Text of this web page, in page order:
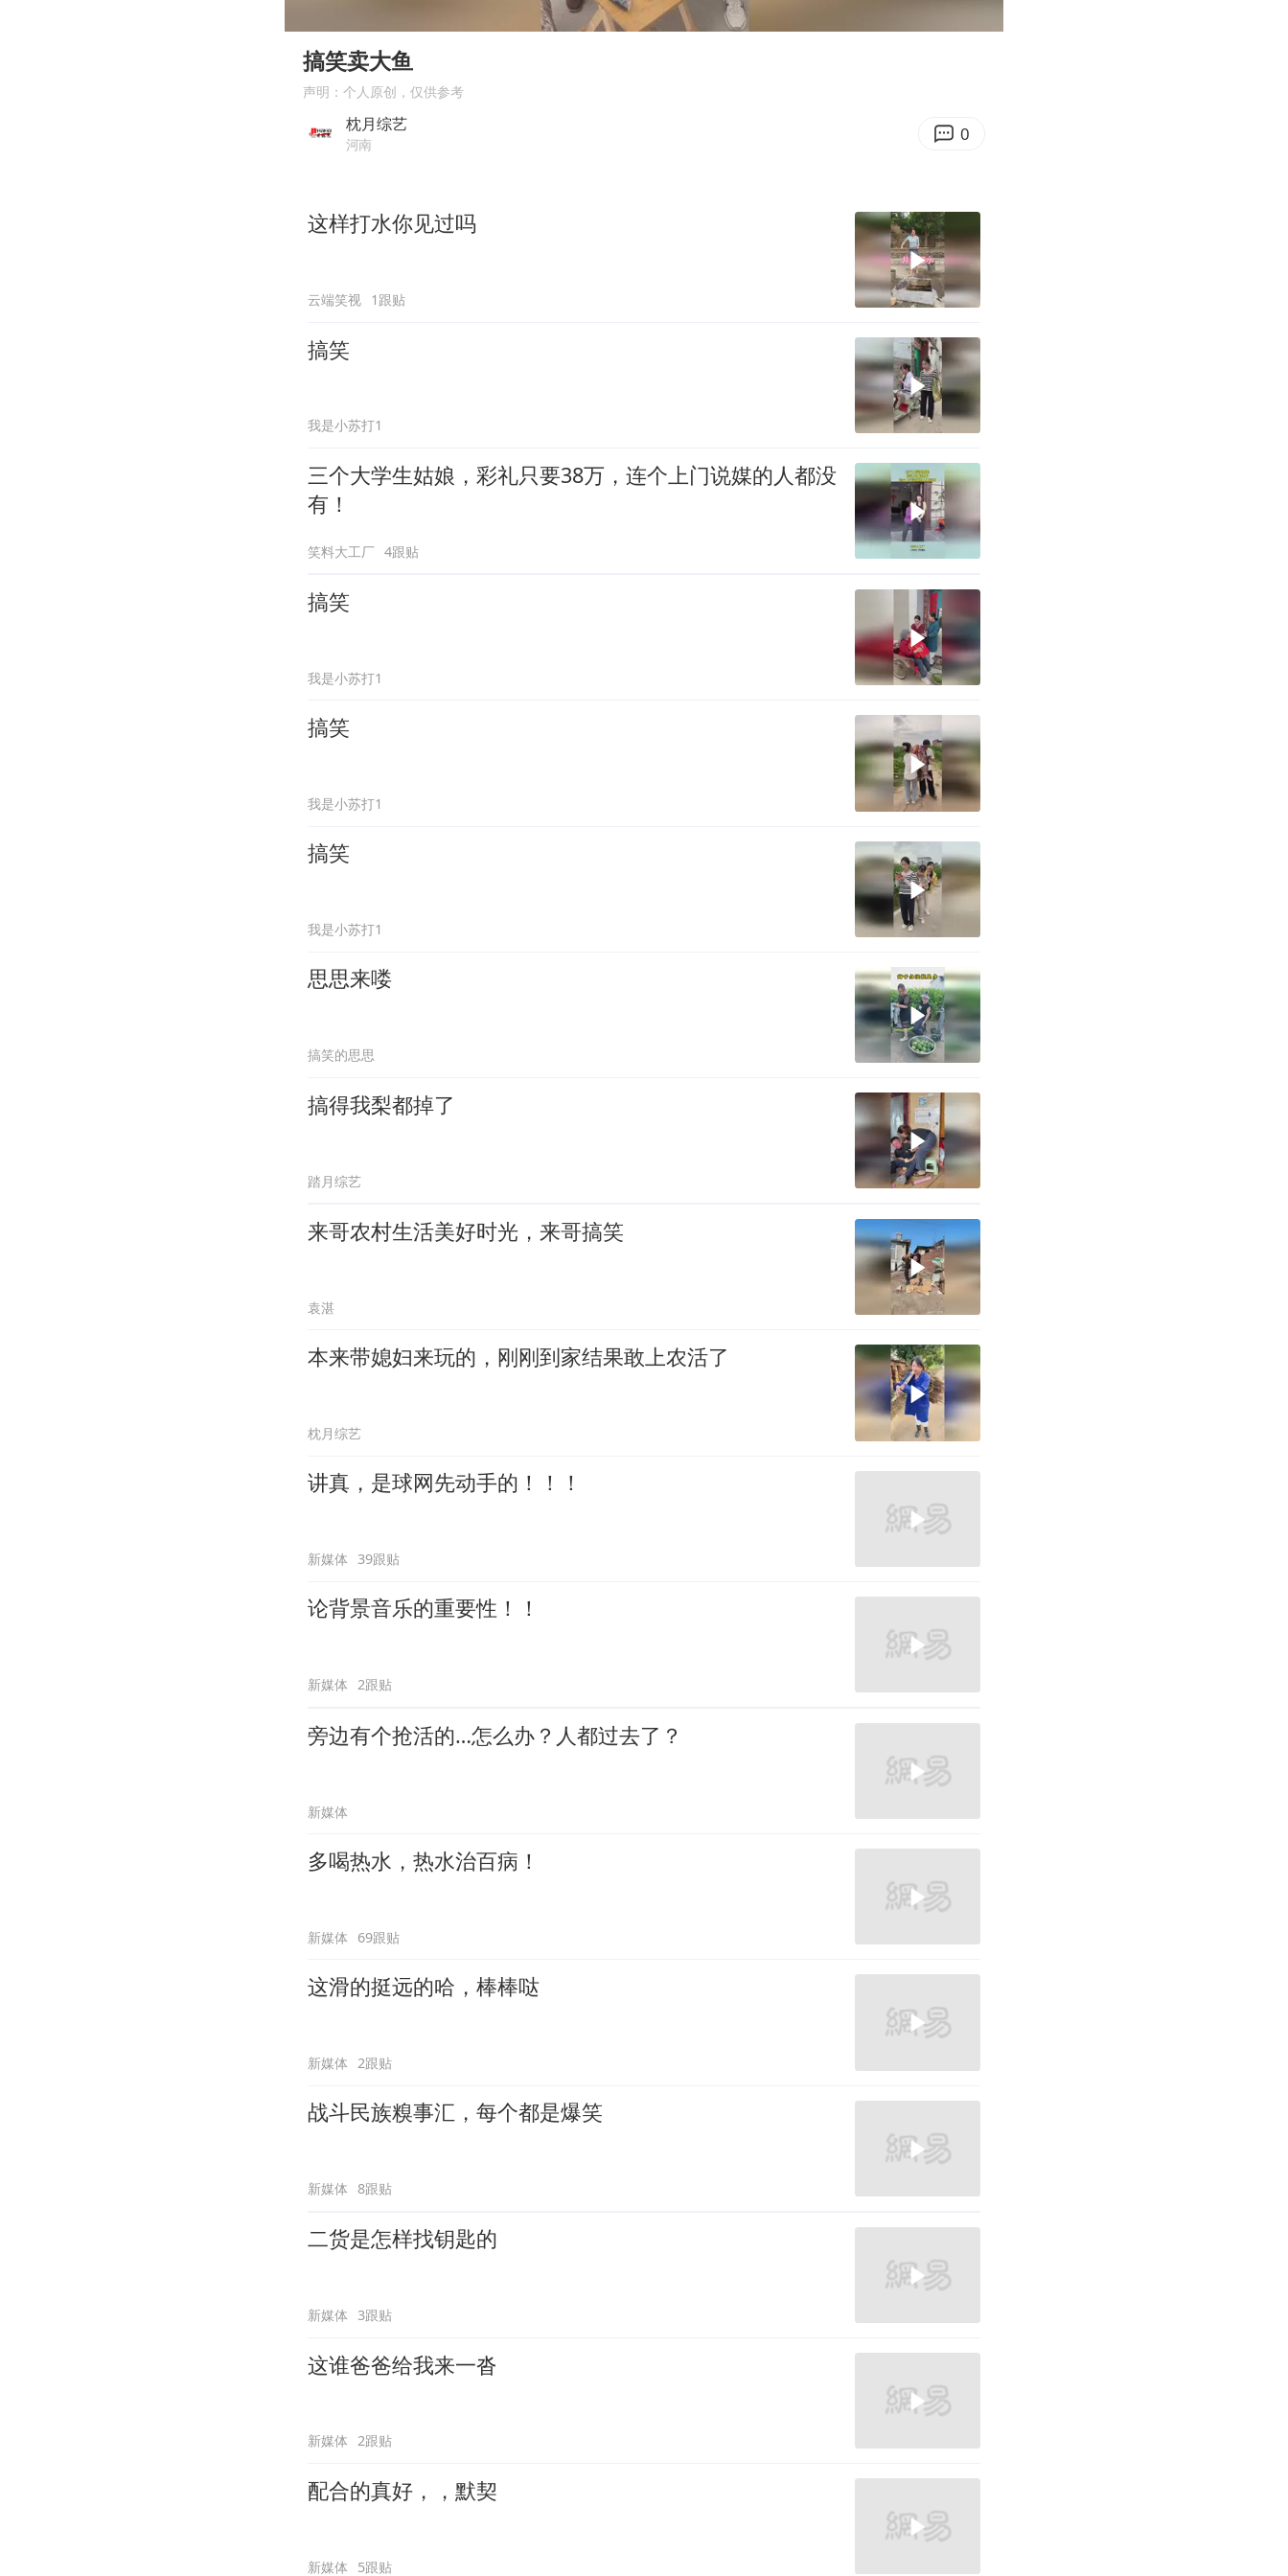
OpenAI为免费用户升级GPT-5.6 Luna
深圳地面沉降致车辆损坏系谣言
搞笑卖大鱼
声明：个人原创，仅供参考
枕月综艺
河南 0
这样打水你见过吗
云端笑视 1跟贴
搞笑
我是小苏打1
三个大学生姑娘，彩礼只要38万，连个上门说媒的人都没
有！
笑料大工厂 4跟贴
搞笑
我是小苏打1
搞笑
我是小苏打1
搞笑
我是小苏打1
思思来喽
搞笑的思思
搞得我梨都掉了
踏月综艺
来哥农村生活美好时光，来哥搞笑
袁湛
本来带媳妇来玩的，刚刚到家结果敢上农活了
枕月综艺
讲真，是球网先动手的！！！
新媒体 39跟贴
论背景音乐的重要性！！
新媒体 2跟贴
旁边有个抢活的…怎么办？人都过去了？
新媒体
多喝热水，热水治百病！
新媒体 69跟贴
这滑的挺远的哈，棒棒哒
新媒体 2跟贴
战斗民族糗事汇，每个都是爆笑
新媒体 8跟贴
二货是怎样找钥匙的
新媒体 3跟贴
这谁爸爸给我来一沓
新媒体 2跟贴
配合的真好，，默契
新媒体 5跟贴